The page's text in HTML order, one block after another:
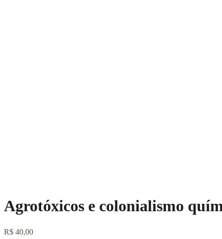
Agrotóxicos e colonialismo
R$ 40,00